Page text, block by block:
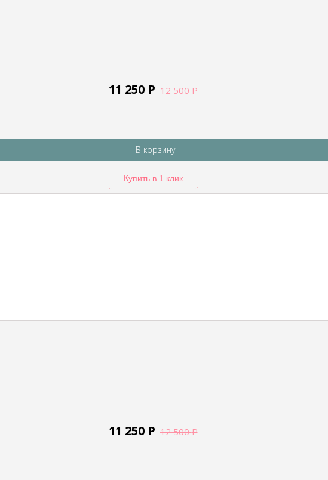
11 250 Р 12 500Р
В корзину
Купить в 1 клик
11 250 Р 12 500Р